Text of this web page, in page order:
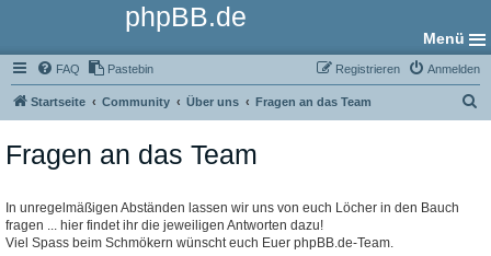
phpBB.de
Menü
FAQ Pastebin Anmelden
Registrieren
Startseite Community Über uns Fragen an das Team
Fragen an das Team
In unregelmäßigen Abständen lassen wir uns von euch Löcher in den Bauch
fragen ... hier findet ihr die jeweiligen Antworten dazu!
Viel Spass beim Schmökern wünscht euch Euer phpBB.de-Team.